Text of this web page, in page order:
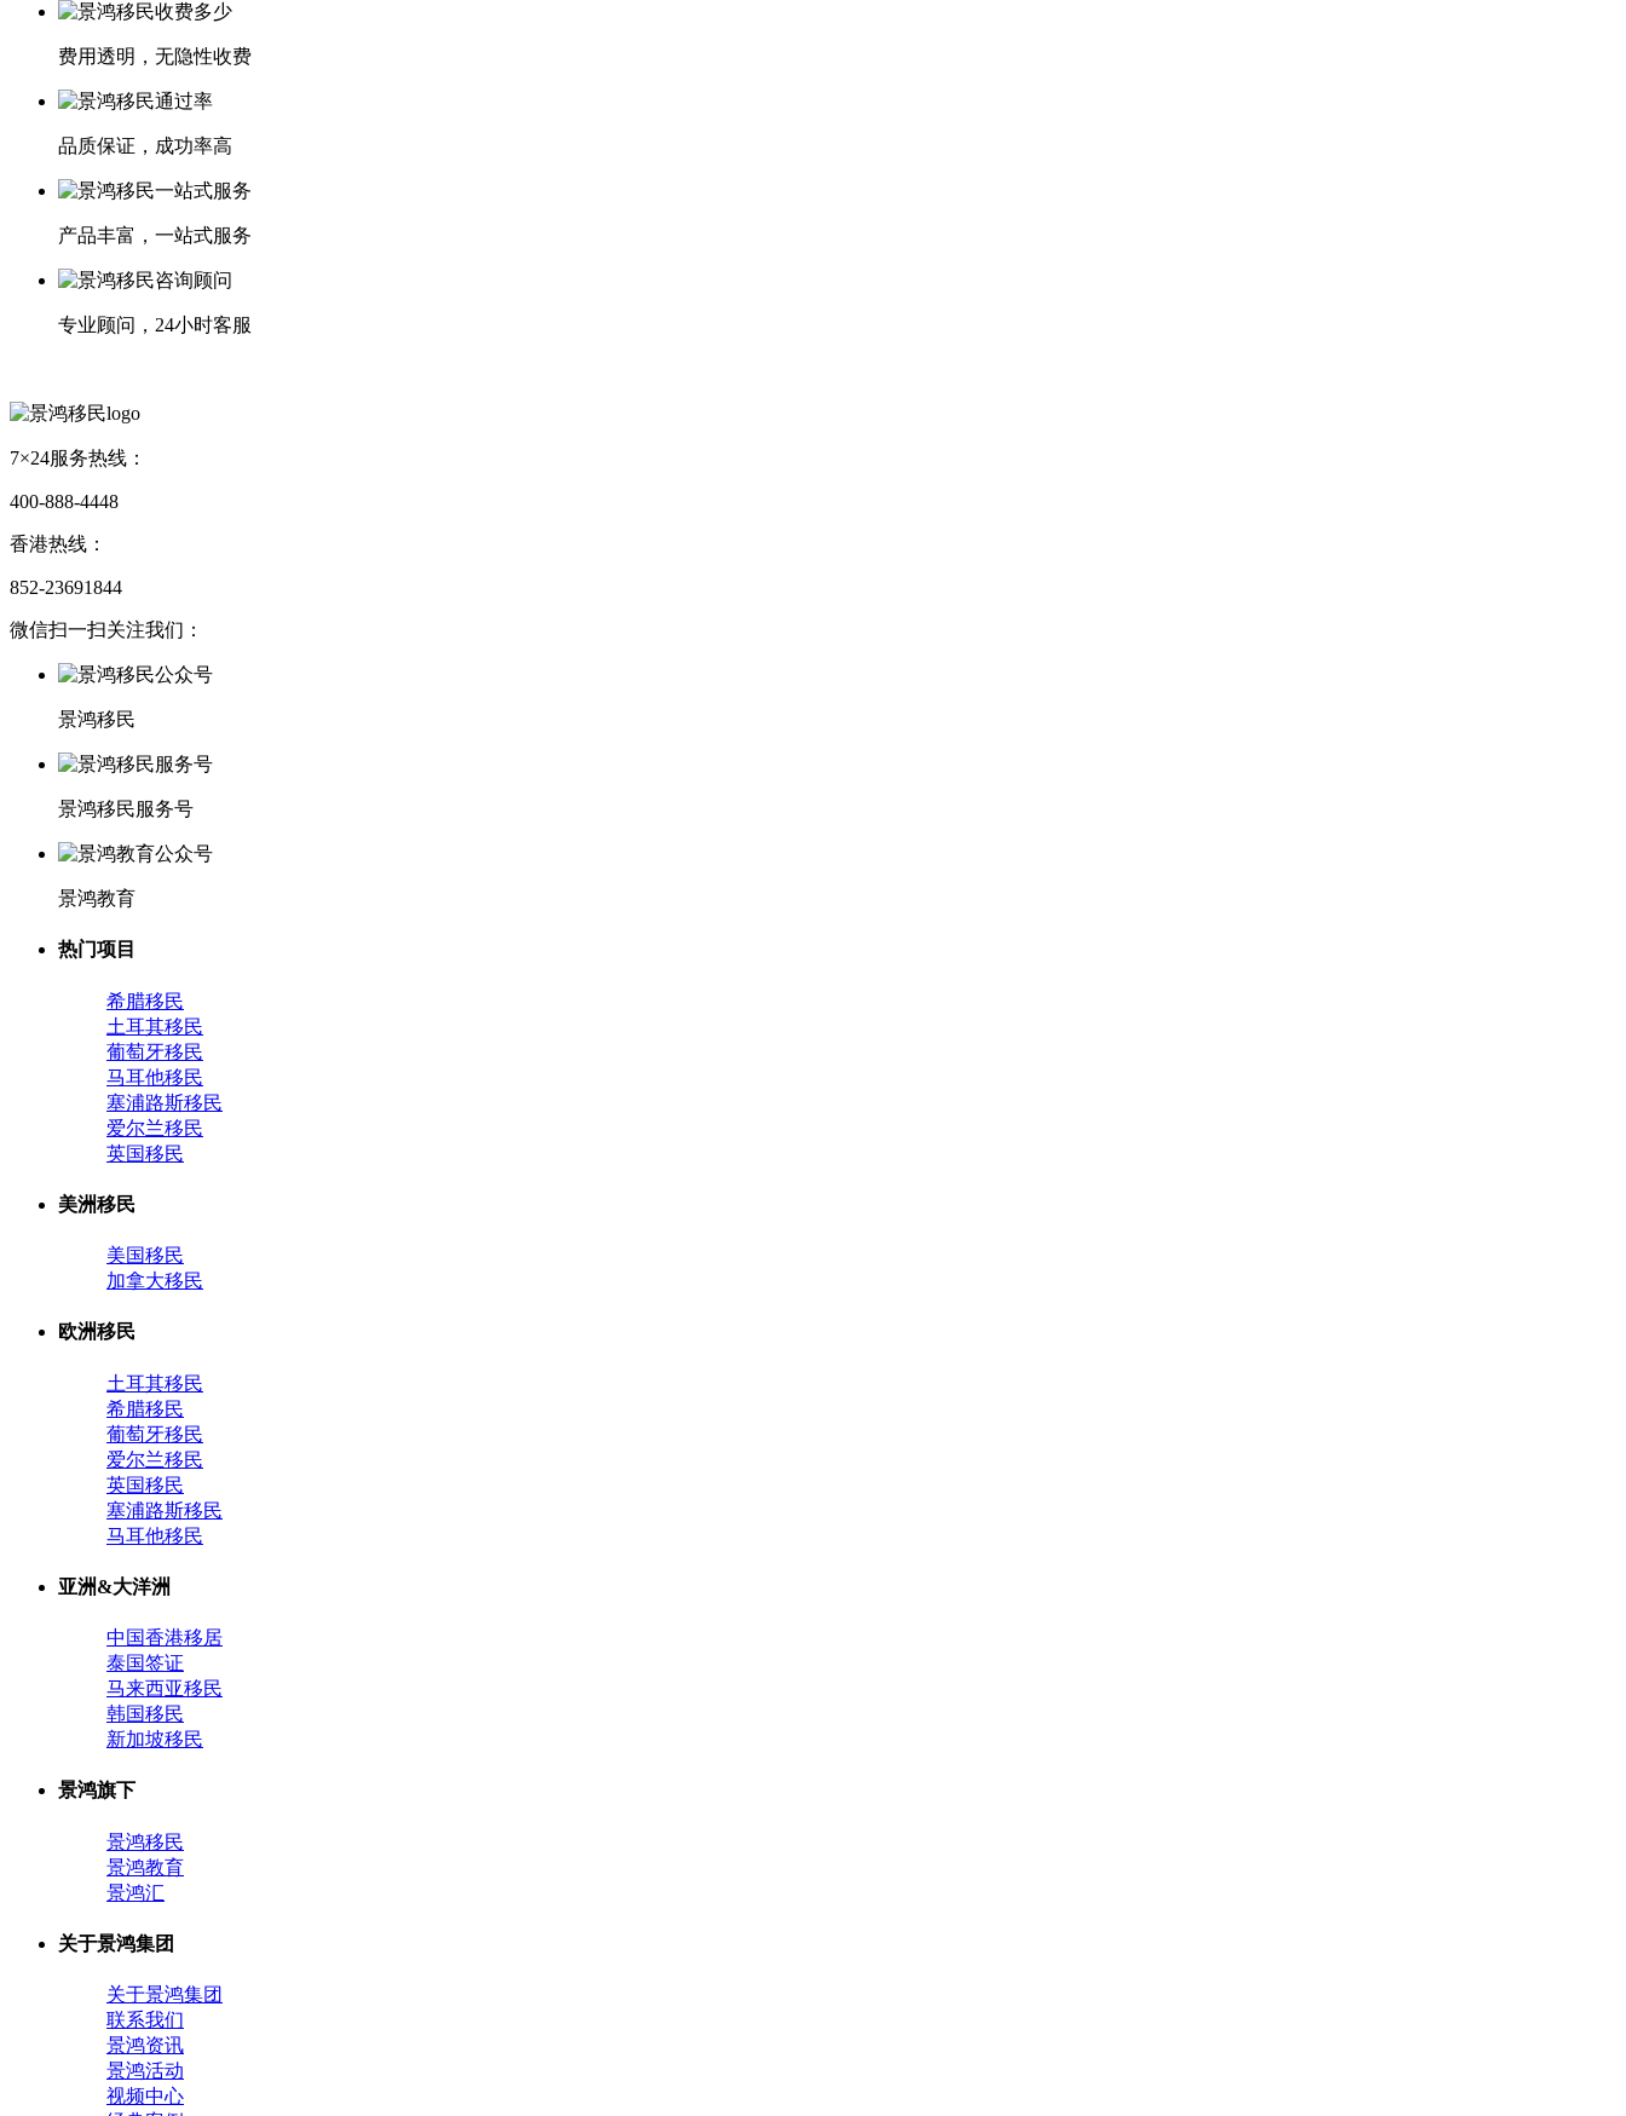
费用透明，无隐性收费
品质保证，成功率高
产品丰富，一站式服务
专业顾问，24小时客服
7×24服务热线：
400-888-4448
香港热线：
852-23691844
微信扫一扫关注我们：
景鸿移民
景鸿移民服务号
景鸿教育
热门项目
希腊移民
土耳其移民
葡萄牙移民
马耳他移民
塞浦路斯移民
爱尔兰移民
英国移民
美洲移民
美国移民
加拿大移民
欧洲移民
土耳其移民
希腊移民
葡萄牙移民
爱尔兰移民
英国移民
塞浦路斯移民
马耳他移民
亚洲&大洋洲
中国香港移居
泰国签证
马来西亚移民
韩国移民
新加坡移民
景鸿旗下
景鸿移民
景鸿教育
景鸿汇
关于景鸿集团
关于景鸿集团
联系我们
景鸿资讯
景鸿活动
视频中心